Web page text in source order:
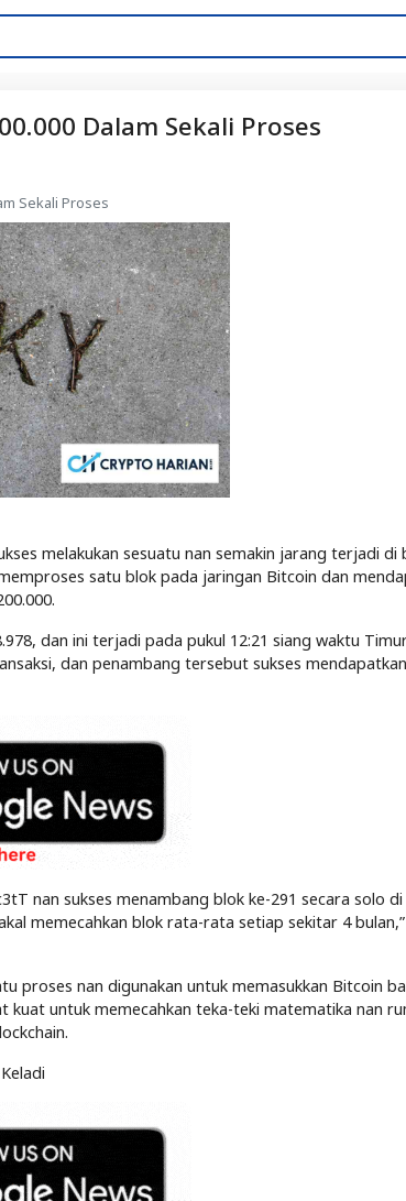
Dalam Sekali Proses
Sekali Proses
melakukan sesuatu nan semakin jarang terjadi di
satu blok pada jaringan Bitcoin dan
dan ini terjadi pada pukul 12:21 siang waktu
dan penambang tersebut sukses
nan sukses menambang blok ke-291 secara solo di
memecahkan blok rata-rata setiap sekitar 4
proses nan digunakan untuk memasukkan Bitcoin
untuk memecahkan teka-teki matematika nan